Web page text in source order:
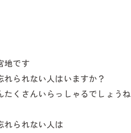
資料等保管業務
地です
られない人はいますか？
たくさんいらっしゃるでしょうね
れられない人は